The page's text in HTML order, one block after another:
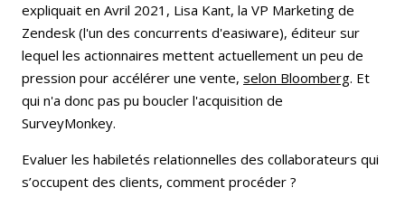
expliquait en Avril 2021, Lisa Kant, la VP Marketing de
Zendesk (l'un des concurrents d'easiware), éditeur sur
lequel les actionnaires mettent actuellement un peu de
pression pour accélérer une vente, selon Bloomberg. Et
qui n'a donc pas pu boucler l'acquisition de
SurveyMonkey.
Evaluer les habiletés relationnelles des collaborateurs qui
s’occupent des clients, comment procéder ?